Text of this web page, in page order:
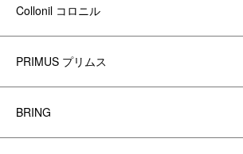
Collonil コロニル
PRIMUS プリムス
BRING